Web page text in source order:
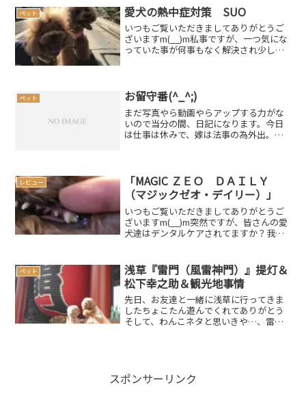
まし…。友達宅の1部屋をお貸し頂き、ゆ
っくりと睡眠をとったお...
ペット 愛犬の熱中症対策 SUO
いつもご覧いただきましてありがとうご
ざいますm(__)m私事ですが、一つ気にな
っていた事が何事もなく解決され少し安
備蓄を考える非...
ペット お留守番(^_^;)
まだ写真やら動画やらアップする力がな
いので当分の間、日記になります。今日
は仕事は休みで、嫁は法事の為外出。家
といえばそうだけど久...
レビュー
「MAGIC ＺＥＯ ＤＡＩＬＹ
（マジックゼオ・デイリー）」
いつもご覧いただきましてありがとうご
ざいますm(__)m突然ですが、皆さんの愛
犬達はデンタルケアされてますか？我が
りと歯磨きが出来るようにと特訓中であ
りますあんじゅも...
ペット
浅草『雷門（風雷神門）』提灯＆
松下幸之助＆観光地事情
先日、お友達と一緒に浅草に行ってきま
したちょこたん遊んでくれてありがとう
そして、わんこネタと思いきや…、雷門
スポンサーリンク